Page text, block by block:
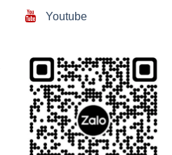
Youtube